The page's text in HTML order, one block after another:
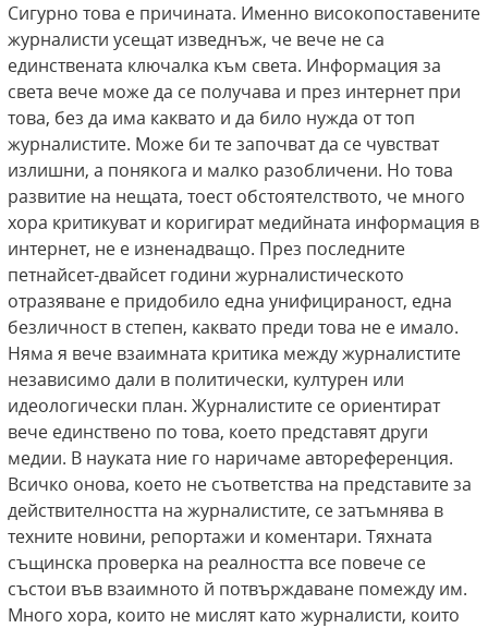
Сигурно това е причината. Именно високопоставените
журналисти усещат изведнъж, че вече не са
единствената ключалка към света. Информация за
света вече може да се получава и през интернет при
това, без да има каквато и да било нужда от топ
журналистите. Може би те започват да се чувстват
излишни, а понякога и малко разобличени. Но това
развитие на нещата, тоест обстоятелството, че много
хора критикуват и коригират медийната информация в
интернет, не е изненадващо. През последните
петнайсет-двайсет години журналистическото
отразяване е придобило една унифицираност, една
безличност в степен, каквато преди това не е имало.
Няма я вече взаимната критика между журналистите
независимо дали в политически, културен или
идеологически план. Журналистите се ориентират
вече единствено по това, което представят други
медии. В науката ние го наричаме автореференция.
Всичко онова, което не съответства на представите за
действителността на журналистите, се затъмнява в
техните новини, репортажи и коментари. Тяхната
същинска проверка на реалността все повече се
състои във взаимното й потвърждаване помежду им.
Много хора, които не мислят като журналисти, които